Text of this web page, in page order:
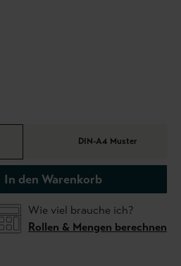
DIN-A4 Muster
In den Warenkorb
Wie viel brauche ich?
Rollen & Mengen berechnen